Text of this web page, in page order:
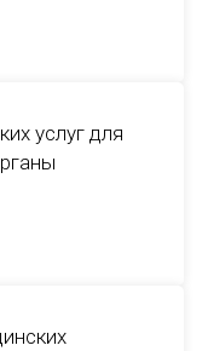
услуг для